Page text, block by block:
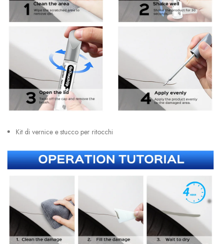
Kit di vernice e stucco per ritocchi